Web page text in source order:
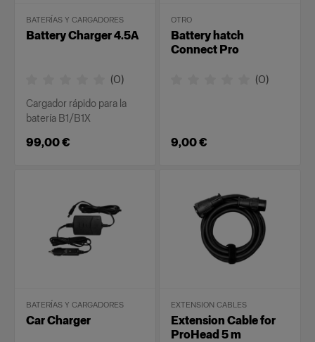
BATERÍAS Y CARGADORES
Battery Charger 4.5A
(0)
Cargador rápido para la
batería B1/B1X
99,00 €
OTRO
Battery hatch
Connect Pro
(0)
9,00 €
BATERÍAS Y CARGADORES
Car Charger
EXTENSION CABLES
Extension Cable for
ProHead 5 m